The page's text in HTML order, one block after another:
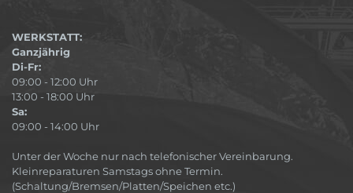
WERKSTATT:
Ganzjährig
Di-Fr:
09:00 - 12:00 Uhr
13:00 - 18:00 Uhr
Sa:
09:00 - 14:00 Uhr
Unter der Woche nur nach telefonischer Vereinbarung.
Kleinreparaturen Samstags ohne Termin.
(Schaltung/Bremsen/Platten/Speichen etc.)